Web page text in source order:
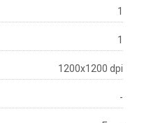
1
1
1200x1200 dpi
-